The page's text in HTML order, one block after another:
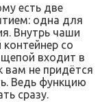
есть две
одна для
Внутрь чаши
со
входит в
вам не придётся
Ведь функцию
сразу.